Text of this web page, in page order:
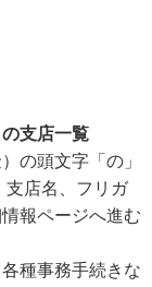
支店一覧
の頭文字「の」
支店名、フリガ
報ページへ進む
種事務手続きな